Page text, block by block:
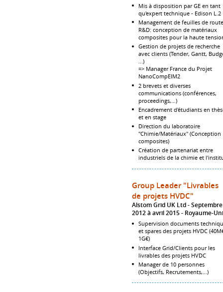
Mis à disposition par GE en tant
qu'expert technique - Edison L.2
Management de feuilles de route
R&D: conception de matériaux
composites pour la haute
Gestion de projets de recherche
avec clients (Tender, Gantt,
...)
=> Manager France du Projet
NanoCompEIM2
2 brevets et diverses
communications (conférences,
proceedings,...)
Encadrement d'étudiants en
et en stage
Direction du laboratoire
"Chimie/Matériaux" (Conception
composites)
Création de partenariat entre
industriels de la chimie et
Group Leader "Livrables
de projets HVDC"
Alstom Grid UK Ltd
Septembre
2012 à avril 2015
Royaume-Uni
Supervision documents
et spares des projets HVDC
1G€)
Interface Grid/Clients pour les
livrables des projets HVDC
Manager de 10 personnes
(Objectifs, Recrutements,...)